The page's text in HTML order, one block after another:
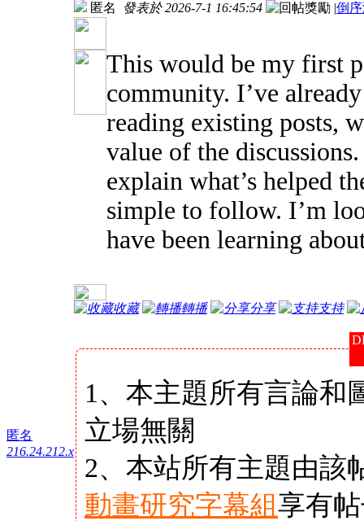
匿名
216.24.212.x
匿名 發表於 2026-7-1 16:45:54 |倒
This would be my first
community. I’ve
reading existing posts,
value of the
explain what’s helped
simple to follow. I’m
have been learning
收藏 轉播 分享 支持
1、本主題所有言論和
立場無關
2、本站所有主題由該
動畫研究字幕組享有